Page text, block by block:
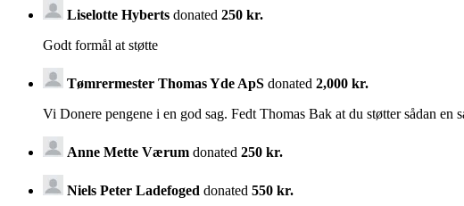
Liselotte Hyberts donated 250 kr.
Godt formål at støtte
Tømrermester Thomas Yde ApS donated 2,000 kr.
Vi Donere pengene i en god sag. Fedt Thomas Bak at du støtter sådan
Anne Mette Værum donated 250 kr.
Niels Peter Ladefoged donated 550 kr.